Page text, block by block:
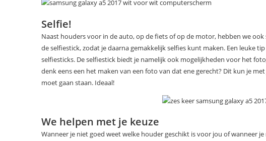
Selfie!
Naast houders voor in de auto, op de fiets of op de motor, hebben we
de selfiestick, zodat je daarna gemakkelijk selfies kunt maken. Een leuke
selfiesticks. De selfiestick biedt je namelijk ook mogelijkheden voor het
denk eens een het maken van een foto van dat ene gerecht? Dit kun je
moet gaan staan. Ideaal!
We helpen met je keuze
Wanneer je niet goed weet welke houder geschikt is voor jou of wanneer